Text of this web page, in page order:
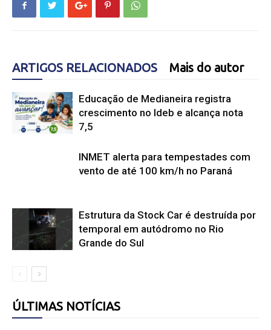
ARTIGOS RELACIONADOS Mais do autor
Educação de Medianeira registra
crescimento no Ideb e alcança nota
7,5
INMET alerta para tempestades com
vento de até 100 km/h no Paraná
Estrutura da Stock Car é destruída por
temporal em autódromo no Rio
Grande do Sul
ÚLTIMAS NOTÍCIAS